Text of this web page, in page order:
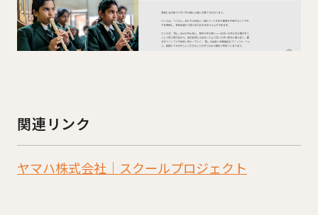
関連リンク
ヤマハ株式会社｜スクールプロジェクト